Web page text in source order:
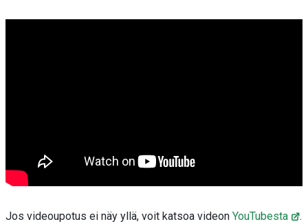
Jos videoupotus ei näy yllä, voit katsoa videon YouTubesta .